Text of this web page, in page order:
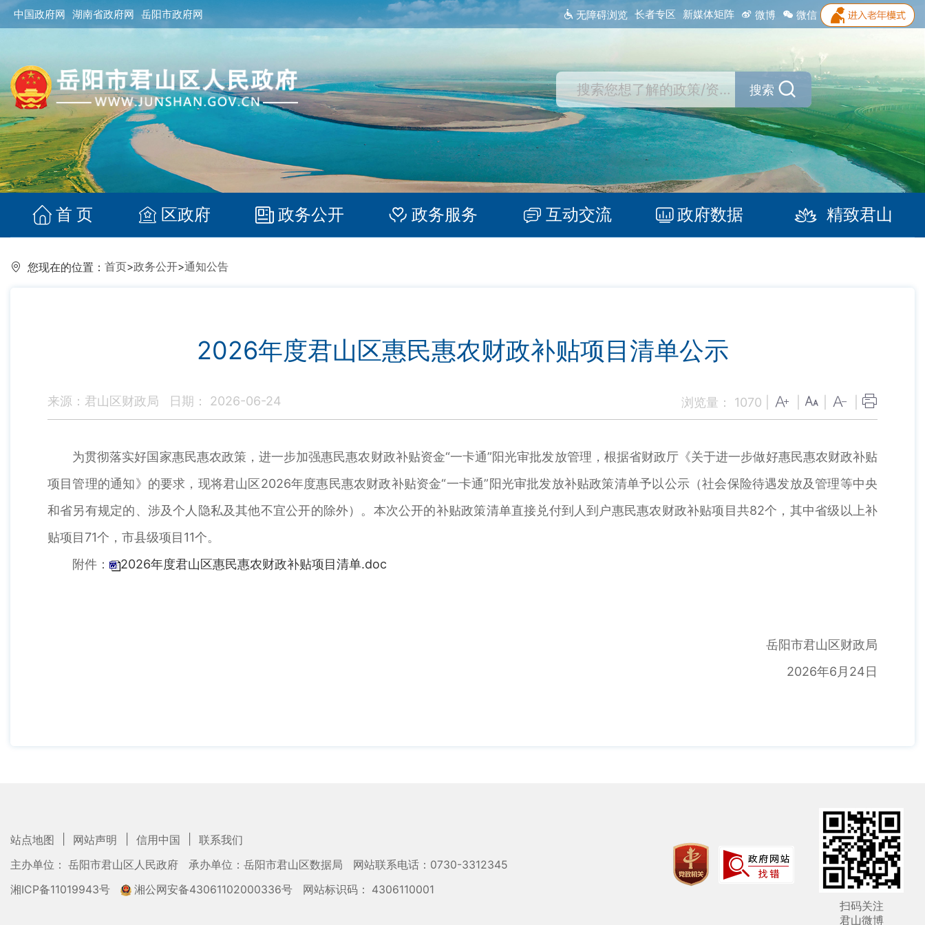
中国政府网 湖南省政府网 岳阳市政府网 无障碍浏览 长者专区 新媒体矩阵 微博 微信
搜索
首 页 区政府 政务公开 政务服务 互动交流 政府数据 精致君山
您现在的位置： 首页>政务公开>通知公告
2026年度君山区惠民惠农财政补贴项目清单公示
来源：君山区财政局 日期： 2026-06-24 浏览量： 1070
为贯彻落实好国家惠民惠农政策，进一步加强惠民惠农财政补贴资金“一卡通”阳光审批发放管理，根据省财政厅《关于进一步做好惠民惠农财政补贴
项目管理的通知》的要求，现将君山区2026年度惠民惠农财政补贴资金“一卡通”阳光审批发放补贴政策清单予以公示（社会保险待遇发放及管理等中央
和省另有规定的、涉及个人隐私及其他不宜公开的除外）。本次公开的补贴政策清单直接兑付到人到户惠民惠农财政补贴项目共82个，其中省级以上补
贴项目71个，市县级项目11个。
附件：
2026年度君山区惠民惠农财政补贴项目清单.doc
岳阳市君山区财政局
2026年6月24日
站点地图 网站声明 信用中国
联系我们
主办单位： 岳阳市君山区人民政府
承办单位：岳阳市君山区数据局
网站联系电话：0730-3312345
湘ICP备11019943号
湘公网安备43061102000336号
网站标识码： 4306110001
扫码关注
君山微博